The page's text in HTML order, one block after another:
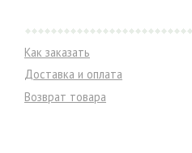
Как заказать
Доставка и оплата
Возврат товара